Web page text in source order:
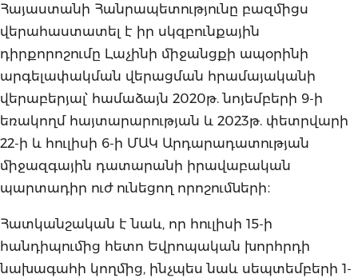
Հայաստանի Հանրապետությունը բազմիցս
վերահաստատել է իր սկզբունքային
դիրքորոշումը Լաչինի միջանցքի ապօրինի
արգելափակման վերացման հրամայականի
վերաբերյալ՝ համաձայն 2020թ. նոյեմբերի 9-ի
եռակողմ հայտարարության և 2023թ. փետրվարի
22-ի և հուլիսի 6-ի ՄԱԿ Արդարադատության
միջազգային դատարանի իրավաբական
պարտադիր ուժ ունեցող որոշումների։
Հատկանշական է նաև, որ հուլիսի 15-ի
հանդիպումից հետո Եվրոպական խորհրդի
նախագահի կողմից, ինչպես նաև սեպտեմբերի 1-